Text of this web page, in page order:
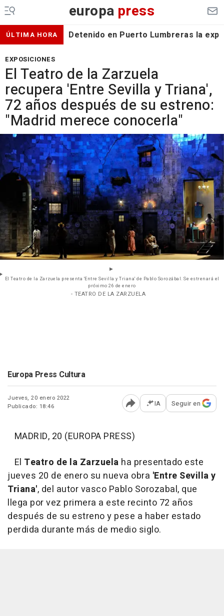
europa press
ÚLTIMA HORA Detenido en Puerto Lumbreras la
EXPOSICIONES
El Teatro de la Zarzuela
recupera 'Entre Sevilla y Triana',
72 años después de su estreno:
"Madrid merece conocerla"
El Teatro de la Zarzuela presenta 'Entre Sevilla y Triana' de Pablo Sorozábal. Se estrenará el
próximo 26 de enero
- TEATRO DE LA ZARZUELA
Europa Press Cultura
Jueves, 20 enero 2022
Publicado: 18:46
Abrir opciones para
IA Seguir en
MADRID, 20 (EUROPA PRESS)
El Teatro de la Zarzuela ha presentado este
jueves 20 de enero su nueva obra 'Entre Sevilla y
Triana', del autor vasco Pablo Sorozabal, que
llega por vez primera a este recinto 72 años
después de su estreno y pese a haber estado
perdida durante más de medio siglo.